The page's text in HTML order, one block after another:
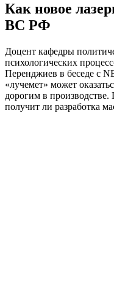
Как новое
ВС РФ
Доцент кафедры
психологических
Перенджиев в беседе с
«лучемет» может
дорогим в
получит ли разработка